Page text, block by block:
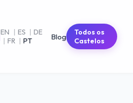
EN | ES | DE
| FR | PT Blog
Todos os
Castelos